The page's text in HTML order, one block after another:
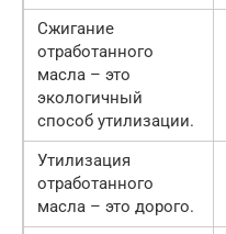
Сжигание
отработанного
масла – это
экологичный
способ утилизации.
Утилизация
отработанного
масла – это дорого.